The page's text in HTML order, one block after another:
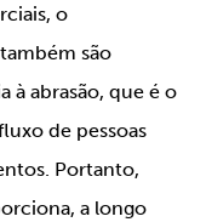
o
são
à abrasão, que é o
de pessoas
Portanto,
a longo